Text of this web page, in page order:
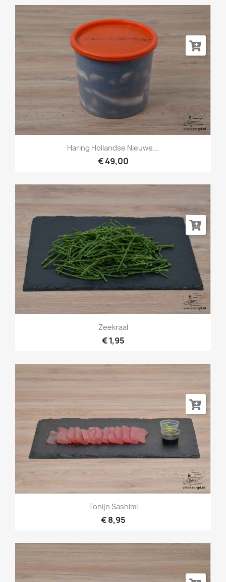
Haring Hollandse Nieuwe...
€ 49,00
Zeekraal
€ 1,95
Tonijn Sashimi
€ 8,95